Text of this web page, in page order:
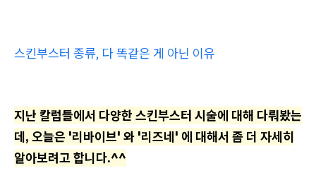
스킨부스터 종류, 다 똑같은 게 아닌 이유
지난 칼럼들에서 다양한 스킨부스터 시술에 대해 다뤄봤는
데, 오늘은 '리바이브' 와 '리즈네' 에 대해서 좀 더 자세히
알아보려고 합니다.^^